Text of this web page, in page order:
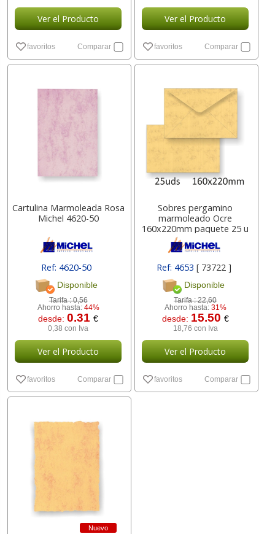
Ver el Producto
favoritos Comparar
Ver el Producto
favoritos Comparar
Cartulina Marmoleada Rosa
Michel 4620-50
Ref: 4620-50
Disponible
Tarifa :0,56
Ahorro hasta: 44%
desde:0.31€
0,38 con Iva
Ver el Producto
favoritos Comparar
Sobres pergamino
marmoleado Ocre
160x220mm paquete 25 u
Ref: 4653 [ 73722 ]
Disponible
Tarifa :22,60
Ahorro hasta: 31%
desde: 15.50 €
18,76 con Iva
Ver el Producto
favoritos Comparar
Nuevo